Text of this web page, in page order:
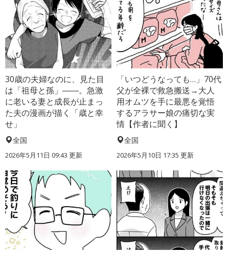
30歳の夫婦なのに、見た目
は「祖母と孫」――。急激
に老いる妻と成長が止まっ
た夫の漫画が描く「歳と幸
せ」
全国
2026年5月11日 09:43 更新
「いつどうなっても…」70代
父が全裸で救急搬送→大人
用オムツを手に最悪を覚悟
するアラサー娘の痛切な実
情【作者に聞く】
全国
2026年5月10日 17:35 更新